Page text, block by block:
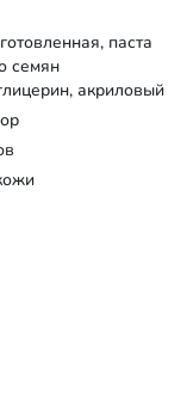
паста
семян
акриловый
CLR™ (актив
коллаген,
каштана, масло
купаж
плюща,
мин. удалить